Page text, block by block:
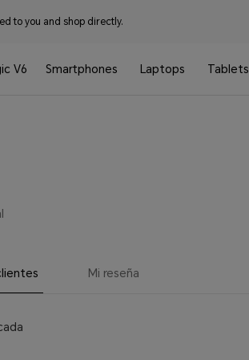
to you and shop directly.
V6 Smartphones Laptops Tablets
Mi reseña